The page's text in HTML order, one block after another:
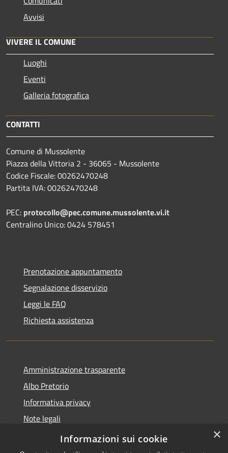
Avvisi
VIVERE IL COMUNE
Luoghi
Eventi
Galleria fotografica
CONTATTI
Comune di Mussolente
Piazza della Vittoria 2 - 36065 - Mussolente
Codice Fiscale: 00262470248
Partita IVA: 00262470248
PEC: protocollo@pec.comune.mussolente.vi.it
Centralino Unico: 0424 578451
Prenotazione appuntamento
Segnalazione disservizio
Leggi le FAQ
Richiesta assistenza
Amministrazione trasparente
Albo Pretorio
Informativa privacy
Note legali
Dichiarazione di accessibilità
×
Informazioni sui cookie